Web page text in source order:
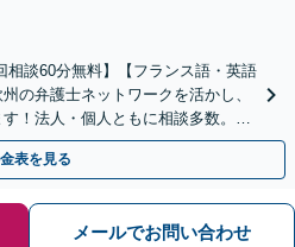
相談60分無料】【フランス語・英語
の弁護士ネットワークを活かし、
！法人・個人ともに相談多数。細
休日・夜間相談可】
表を見る
メールでお問い合わせ